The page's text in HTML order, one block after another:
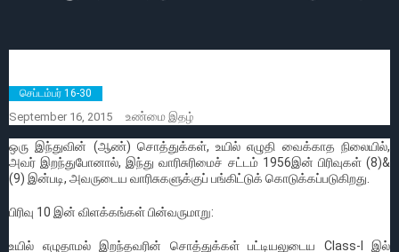
செப்டம்பர் 16-30
September 16, 2015 உண்மை இதழ்
ஒரு இந்துவின் (ஆண்) சொத்துக்கள், உயில் எழுதி வைக்காத நிலையில்,
அவர் இறந்துபோனால், இந்து வாரிசுரிமைச் சட்டம் 1956இன் பிரிவுகள் (8)&
(9) இன்படி, அவருடைய வாரிசுகளுக்குப் பங்கிட்டுக் கொடுக்கப்படுகிறது.
பிரிவு 10 இன் விளக்கங்கள் பின்வருமாறு:
உயில் எழுதாமல் இறந்தவரின் சொத்துக்கள் பட்டியலுடைய Class-I இல்